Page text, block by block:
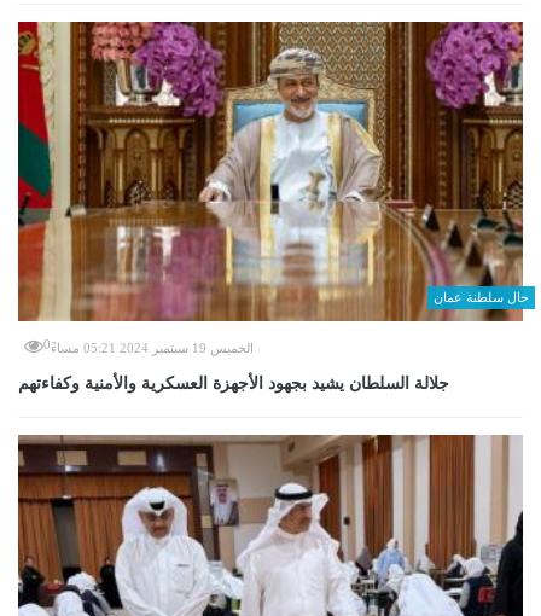
حال سلطنة عمان
الخميس 19 سبتمبر 2024 05:21 مساءً 0
جلالة السلطان يشيد بجهود الأجهزة العسكرية والأمنية وكفاءتهم